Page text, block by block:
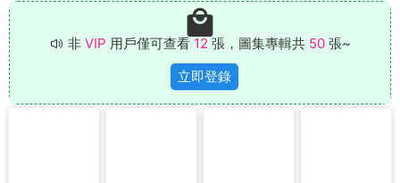
非 VIP 用戶僅可查看 12 張，圖集專輯共 50張~
立即登錄